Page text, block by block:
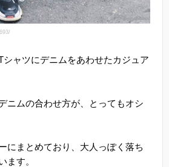
シャツにデニムをあわせたカジュア
ニムの合わせ方が、とってもオシ
にまとめており、大人っぽく落ち
ます。